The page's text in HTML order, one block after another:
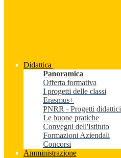
Didattica
Panoramica
Offerta formativa
I progetti delle classi
Erasmus+
PNRR - Progetti didattici
Le buone pratiche
Convegni dell'Istituto
Formazioni Aziendali
Concorsi
Amministrazione